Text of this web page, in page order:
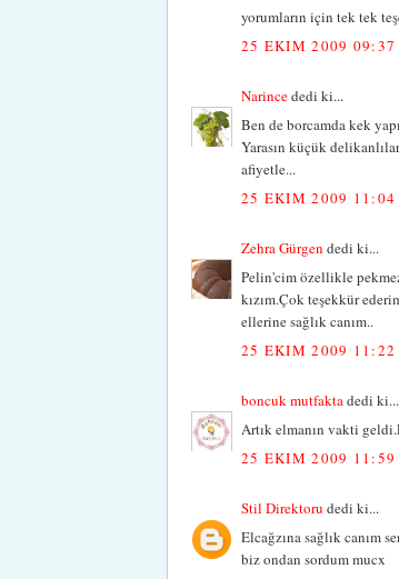
yorumların için tek tek
25 EKIM 2009 09:37
Narincededi ki...
Ben de borcamda kek
Yarasın küçük
afiyetle...
25 EKIM 2009 11:04
Zehra Gürgen dedi ki...
Pelin'cim özellikle
kızım.Çok teşekkür
ellerine sağlık canım..
25 EKIM 2009 11:22
boncuk mutfakta dedi ki...
Artık elmanın vakti
25 EKIM 2009 11:59
Stil Direktoru dedi ki...
Elcağzına sağlık canım
biz ondan sordum mucx